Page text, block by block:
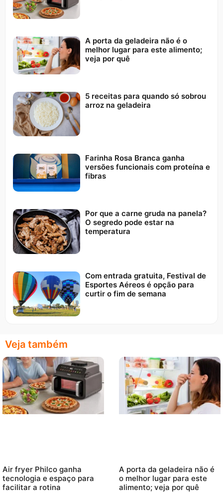
A porta da geladeira não é o
melhor lugar para este alimento;
veja por quê
5 receitas para quando só sobrou
arroz na geladeira
Farinha Rosa Branca ganha
versões funcionais com proteína e
fibras
Por que a carne gruda na panela?
O segredo pode estar na
temperatura
Com entrada gratuita, Festival de
Esportes Aéreos é opção para
curtir o fim de semana
Veja também
Air fryer Philco ganha
tecnologia e espaço para
facilitar a rotina
A porta da geladeira não é
o melhor lugar para este
alimento; veja por quê